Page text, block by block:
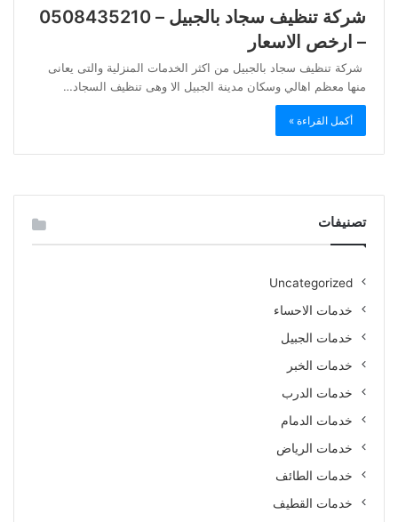
شركة تنظيف سجاد بالجبيل – 0508435210
– ارخص الاسعار
شركة تنظيف سجاد بالجبيل من اكثر الخدمات المنزلية والتى يعانى
منها معظم اهالي وسكان مدينة الجبيل الا وهى تنظيف السجاد…
أكمل القراءة »
تصنيفات
Uncategorized
خدمات الاحساء
خدمات الجبيل
خدمات الخبر
خدمات الدرب
خدمات الدمام
خدمات الرياض
خدمات الطائف
خدمات القطيف